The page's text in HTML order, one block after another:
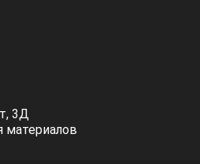
3Д
материалов